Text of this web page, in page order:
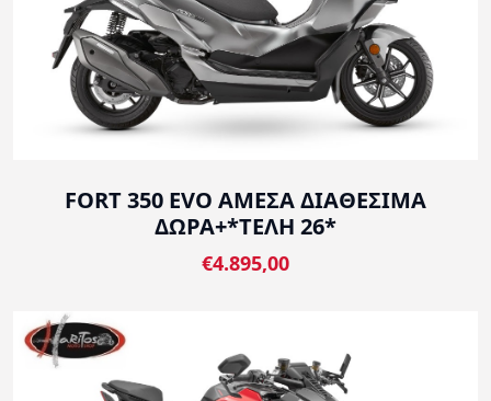
FORT 350 EVO ΑΜΕΣΑ ΔΙΑΘΕΣΙΜΑ
ΔΩΡΑ+*ΤΕΛΗ 26*
€4.895,00